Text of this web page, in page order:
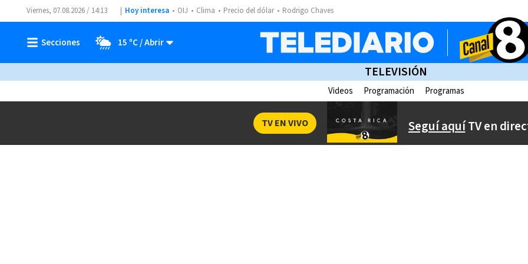
Viernes, 07.08.2026 / 14:13 Hoy interesa OIJ Clima Precio del dólar Rodrigo Chaves
15 ºC
TELEVISIÓN
Videos Programación Programas
Seguí aquíTV en
TV EN VIVO